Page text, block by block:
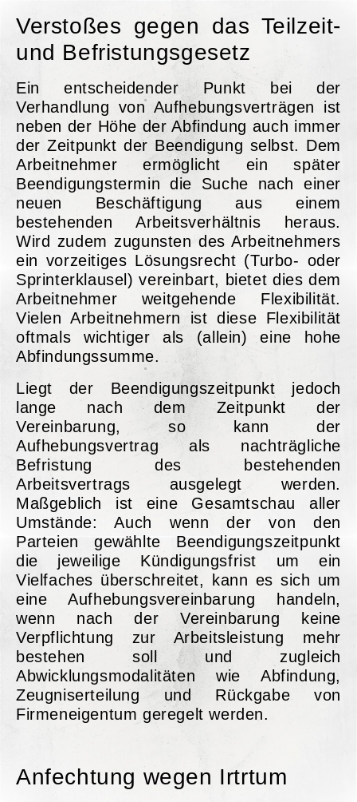
Verstoßes gegen das Teilzeit-
und Befristungsgesetz
Ein entscheidender Punkt bei der
Verhandlung von Aufhebungsverträgen ist
neben der Höhe der Abfindung auch immer
der Zeitpunkt der Beendigung selbst. Dem
Arbeitnehmer ermöglicht ein später
Beendigungstermin die Suche nach einer
neuen Beschäftigung aus einem
bestehenden Arbeitsverhältnis heraus.
Wird zudem zugunsten des Arbeitnehmers
ein vorzeitiges Lösungsrecht (Turbo- oder
Sprinterklausel) vereinbart, bietet dies dem
Arbeitnehmer weitgehende Flexibilität.
Vielen Arbeitnehmern ist diese Flexibilität
oftmals wichtiger als (allein) eine hohe
Abfindungssumme.
Liegt der Beendigungszeitpunkt jedoch
lange nach dem Zeitpunkt der
Vereinbarung, so kann der
Aufhebungsvertrag als nachträgliche
Befristung des bestehenden
Arbeitsvertrags ausgelegt werden.
Maßgeblich ist eine Gesamtschau aller
Umstände: Auch wenn der von den
Parteien gewählte Beendigungszeitpunkt
die jeweilige Kündigungsfrist um ein
Vielfaches überschreitet, kann es sich um
eine Aufhebungsvereinbarung handeln,
wenn nach der Vereinbarung keine
Verpflichtung zur Arbeitsleistung mehr
bestehen soll und zugleich
Abwicklungsmodalitäten wie Abfindung,
Zeugniserteilung und Rückgabe von
Firmeneigentum geregelt werden.
Anfechtung wegen Irtrtum